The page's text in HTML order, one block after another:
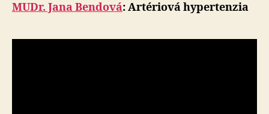
MUDr. Jana Bendová: Artériová hypertenzia